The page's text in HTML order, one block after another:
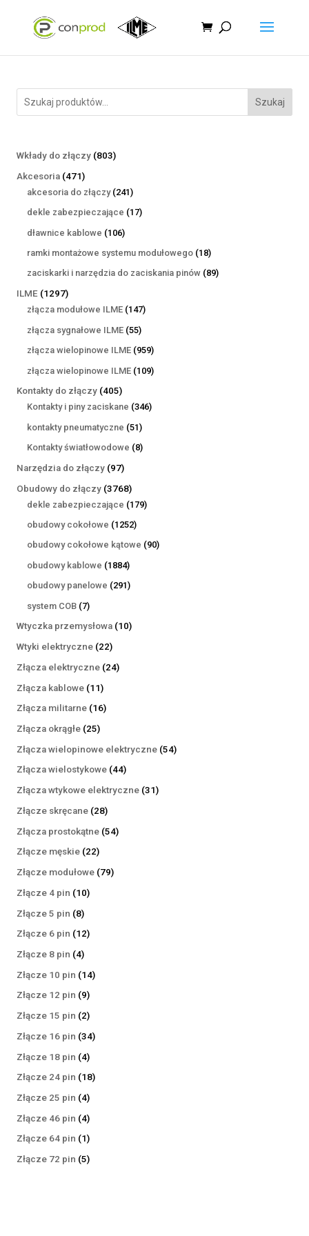
Szukaj
Wkłady do złączy 803803
Akcesoria 471471
produktów
akcesoria do złączy 241241
produktów
dekle zabezpieczające 1717
dławnice kablowe 106106
produktów
ramki montażowe systemu modułowego 1818
produktów
zaciskarki i narzędzia do zaciskania pinów 8989
ILME 12971297
produktów
złącza modułowe ILME 147147
złącza sygnałowe ILME 5555
produktów
złącza wielopinowe ILME 959959
produktów
złącza wielopinowe ILME 109109
Kontakty do złączy 405405
produktów
Kontakty i piny zaciskane 346346
kontakty pneumatyczne 5151
produktów
Kontakty światłowodowe 88
Narzędzia do złączy 9797
produktów
Obudowy do złączy 37683768
produktów
dekle zabezpieczające 179179
obudowy cokołowe 12521252
produkty
obudowy cokołowe kątowe 9090
obudowy kablowe 18841884
produkty
obudowy panelowe 291291
system COB 77
produktów
Wtyczka przemysłowa 1010
Wtyki elektryczne 2222
produkty
Złącza elektryczne 2424
Złącza kablowe 1111
produktów
Złącza militarne 1616
Złącza okrągłe 2525
produktów
Złącza wielopinowe elektryczne 5454
Złącza wielostykowe 4444
produkty
Złącza wtykowe elektryczne 3131
Złącze skręcane 2828
produktów
Złącza prostokątne 5454
Złącze męskie 2222
produkty
Złącze modułowe 7979
Złącze 4 pin 1010
Złącze 5 pin 88
produktów
Złącze 6 pin 1212
Złącze 8 pin 44
produkty
Złącze 10 pin 1414
Złącze 12 pin 99
produktów
Złącze 15 pin 22
produkty
Złącze 16 pin 3434
Złącze 18 pin 44
produkty
Złącze 24 pin 1818
Złącze 25 pin 44
produkty
Złącze 46 pin 44
produkty
Złącze 64 pin 11
produkt
Złącze 72 pin 55